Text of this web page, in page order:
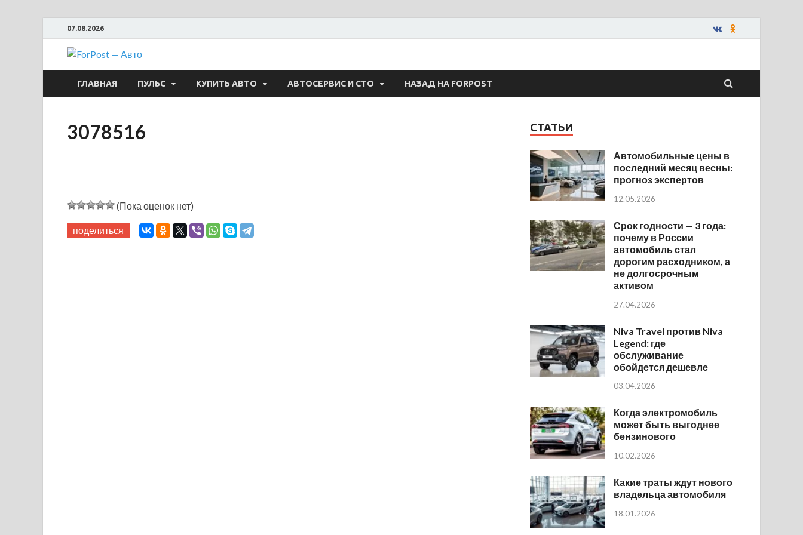
07.08.2026
ForPost — Авто
ГЛАВНАЯ ПУЛЬС КУПИТЬ АВТО АВТОСЕРВИС И СТО НАЗАД НА FORPOST
3078516
(Пока оценок нет)
поделиться
СТАТЬИ
Автомобильные цены в
последний месяц весны:
прогноз экспертов
12.05.2026
Срок годности — 3 года:
почему в России
автомобиль стал
дорогим расходником, а
не долгосрочным
активом
27.04.2026
Niva Travel против Niva
Legend: где
обслуживание
обойдется дешевле
03.04.2026
Когда электромобиль
может быть выгоднее
бензинового
10.02.2026
Какие траты ждут нового
владельца автомобиля
18.01.2026